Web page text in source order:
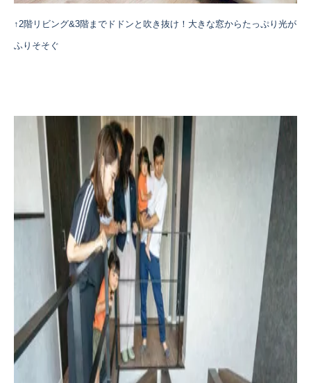
↑2階リビング&3階までドドンと吹き抜け！大きな窓からたっぷり光が
ふりそそぐ